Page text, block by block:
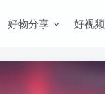
好物分享 好视频